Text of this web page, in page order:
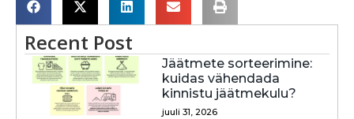
Recent Post
Jäätmete sorteerimine:
kuidas vähendada
kinnistu jäätmekulu?
juuli 31, 2026